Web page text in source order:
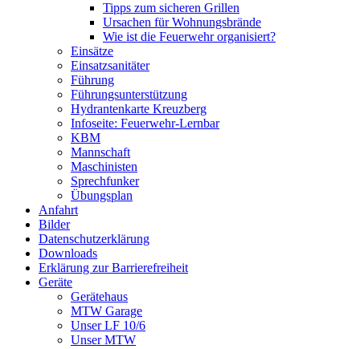
Tipps zum sicheren Grillen
Ursachen für Wohnungsbrände
Wie ist die Feuerwehr organisiert?
Einsätze
Einsatzsanitäter
Führung
Führungsunterstützung
Hydrantenkarte Kreuzberg
Infoseite: Feuerwehr-Lernbar
KBM
Mannschaft
Maschinisten
Sprechfunker
Übungsplan
Anfahrt
Bilder
Datenschutzerklärung
Downloads
Erklärung zur Barriere­frei­heit
Geräte
Gerätehaus
MTW Garage
Unser LF 10/6
Unser MTW